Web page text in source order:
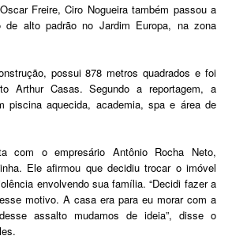
Freire, Ciro Nogueira também passou a
de alto padrão no Jardim Europa, na zona
possui 878 metros quadrados e foi
Arthur Casas. Segundo a reportagem, a
piscina aquecida, academia, spa e área de
com o empresário Antônio Rocha Neto,
Ele afirmou que decidiu trocar o imóvel
envolvendo sua família. “Decidi fazer a
motivo. A casa era para eu morar com a
assalto mudamos de ideia”, disse o